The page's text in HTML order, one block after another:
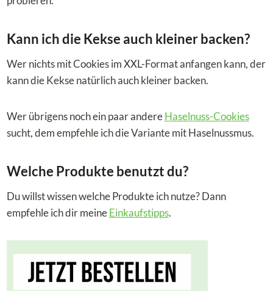
Kann ich die Kekse auch kleiner backen?
Wer nichts mit Cookies im XXL-Format anfangen kann, der
kann die Kekse natürlich auch kleiner backen.
Wer übrigens noch ein paar andereHaselnuss-Cookies
sucht, dem empfehle ich die Variante mit Haselnussmus.
Welche Produkte benutzt du?
Du willst wissen welche Produkte ich nutze? Dann
empfehle ich dir meineEinkaufstipps.